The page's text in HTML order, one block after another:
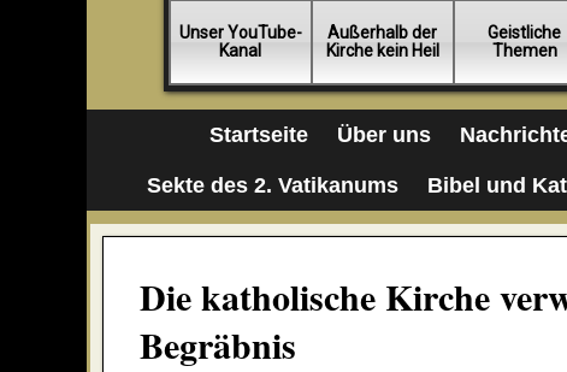
Unser YouTube-
Kanal
Außerhalb der
Kirche kein Heil
Geistliche
Themen
Startseite Über uns
Sekte des 2. Vatikanums Bibel und
Die katholische Kirche
Begräbnis